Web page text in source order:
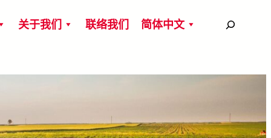
关于我们 联络我们 简体中文